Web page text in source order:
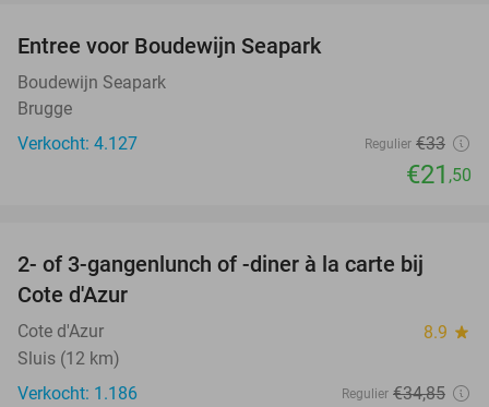
Entree voor Boudewijn Seapark
Boudewijn Seapark
Brugge
Verkocht: 4.127
Regulier €33
€21 ,50
49%
2- of 3-gangenlunch of -diner à la carte bij
Cote d'Azur
Cote d'Azur 8.9 star
Sluis (12 km)
Verkocht: 1.186
Regulier €34,85